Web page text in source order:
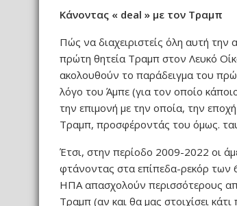
Κάνοντας « deal » με τον Τραμπ
Πώς να διαχειριστείς όλη αυτή
πρώτη θητεία Τραμπ στον Λευκό
ακολουθούν το παράδειγμα του
λόγο του Άμπε (για τον οποίο
την επιμονή με την οποία, την
Τραμπ, προσφέροντάς του όμως.
Έτσι, στην περίοδο 2009-2022 οι
φτάνοντας στα επίπεδα-ρεκόρ των
ΗΠΑ απασχολούν περισσότερους
Τραμπ (αν και θα μας στοιχίσει